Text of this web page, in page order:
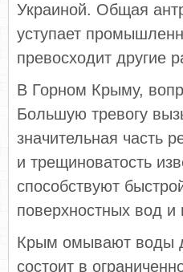
Украиной. Общая
уступает
превосходит другие
В Горном Крыму,
Большую тревогу
значительная часть
и трещиноватость
способствуют
поверхностных вод
Крым омывают воды
состоит в